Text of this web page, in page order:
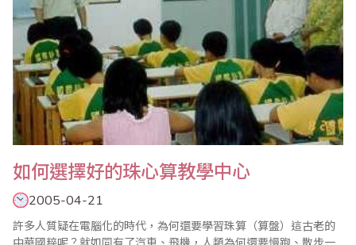
如何選擇好的珠心算教學中心
2005-04-21
許多人質疑在電腦化的時代，為何還要學習珠算（算盤）這古老的